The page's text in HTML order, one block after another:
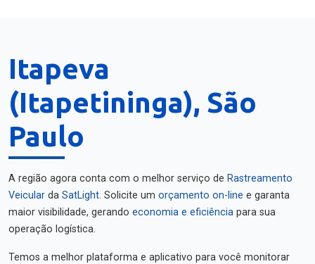
Itapeva
(Itapetininga), São
Paulo
A região agora conta com o melhor serviço de Rastreamento
Veicular da SatLight. Solicite um orçamento on-line e garanta
maior visibilidade, gerando economia e eficiência para sua
operação logística.
Temos a melhor plataforma e aplicativo para você monitorar